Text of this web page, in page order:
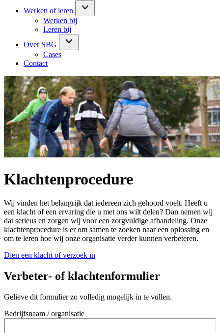
Werken of leren
Werken bij
Leren bij
Over SBG
Cases
Contact
Klachtenprocedure
Wij vinden het belangrijk dat iedereen zich gehoord voelt. Heeft u
een klacht of een ervaring die u met ons wilt delen? Dan nemen wij
dat serieus en zorgen wij voor een zorgvuldige afhandeling. Onze
klachtenprocedure is er om samen te zoeken naar een oplossing en
om te leren hoe wij onze organisatie verder kunnen verbeteren.
Dien een klacht of verzoek in
Verbeter- of klachtenformulier
Gelieve dit formulier zo volledig mogelijk in te vullen.
Bedrijfsnaam / organisatie